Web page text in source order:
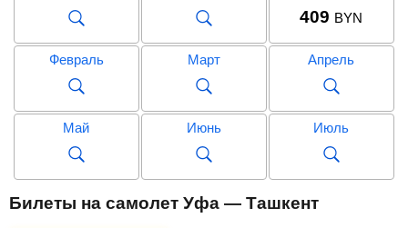
409 BYN
Февраль Март Апрель
Май Июнь Июль
Сентябрь
906
Билеты на самолет Уфа — Ташкент